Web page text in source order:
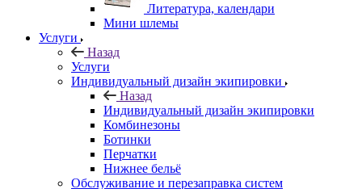
Литература, календари
Мини шлемы
Услуги
Назад
Услуги
Индивидуальный дизайн экипировки
Назад
Индивидуальный дизайн экипировки
Комбинезоны
Ботинки
Перчатки
Нижнее бельё
Обслуживание и перезаправка систем